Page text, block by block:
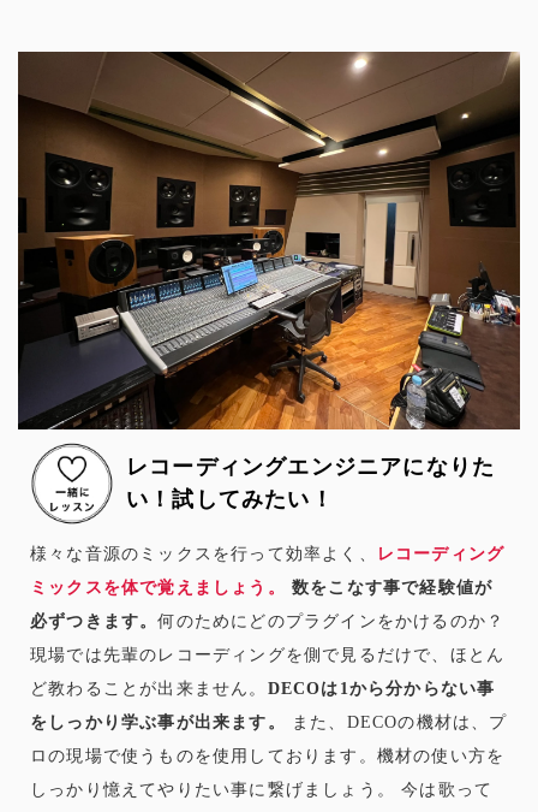
レコーディングエンジニアになりた
い！試してみたい！
様々な音源のミックスを行って効率よく、
レコーディング
ミックスを体で覚えましょう。
数をこなす事で経験値が
必ずつきます。何のためにどのプラグインをかけるのか？
現場では先輩のレコーディングを側で見るだけで、ほとん
ど教わることが出来ません。 DECOは1から分からない事
をしっかり学ぶ事が出来ます。
また、DECOの機材は、プ
ロの現場で使うものを使用しております。機材の使い方を
しっかり憶えてやりたい事に繋げましょう。 今は歌って